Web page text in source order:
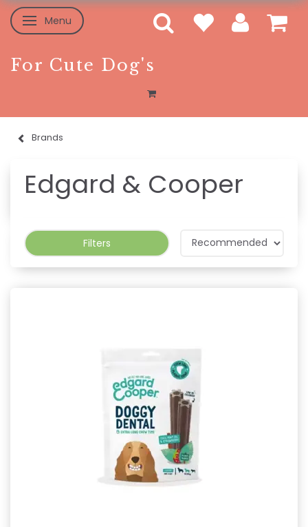
Toggle navigation
Menu
For Cute Dog's
Brands
Edgard & Cooper
Filters